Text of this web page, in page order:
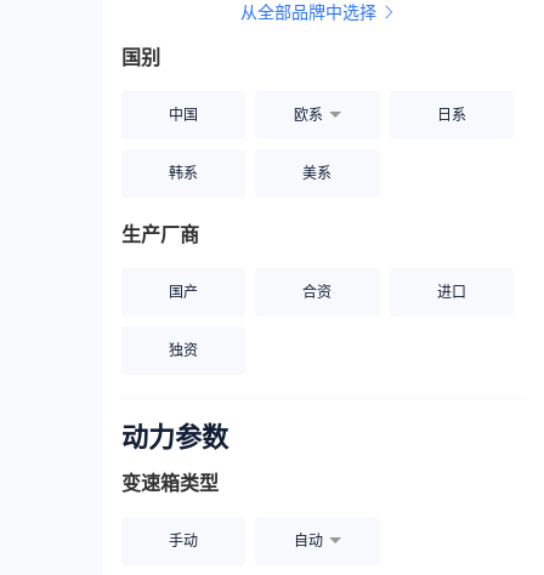
从全部品牌中选择
国别
中国 欧系 日系
韩系 美系
生产厂商
国产 合资 进口
独资
动力参数
变速箱类型
手动 自动